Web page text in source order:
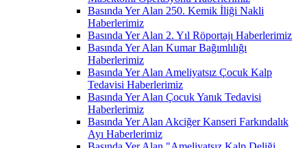
Basında Yer Alan 250. Kemik İliği Nakli
Haberlerimiz
Basında Yer Alan 2. Yıl Röportajı Haberlerimiz
Basında Yer Alan Kumar Bağımlılığı
Haberlerimiz
Basında Yer Alan Ameliyatsız Çocuk Kalp
Tedavisi Haberlerimiz
Basında Yer Alan Çocuk Yanık Tedavisi
Haberlerimiz
Basında Yer Alan Akciğer Kanseri Farkındalık
Ayı Haberlerimiz